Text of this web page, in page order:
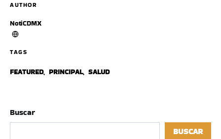
AUTHOR
NotiCDMX
TAGS
FEATURED, PRINCIPAL, SALUD
Buscar
BUSCAR